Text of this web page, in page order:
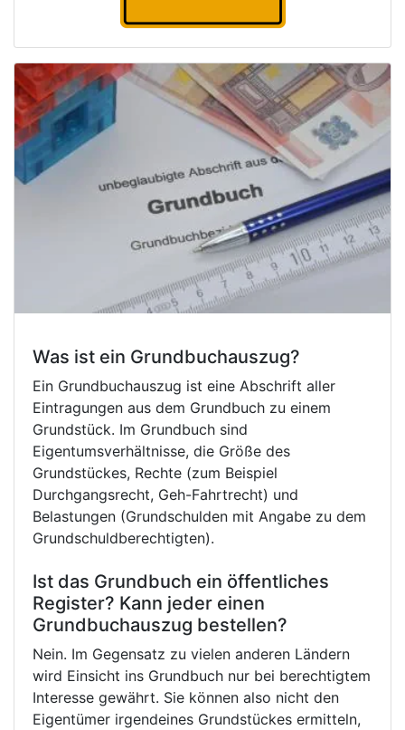
Was ist ein Grundbuchauszug?
Ein Grundbuchauszug ist eine Abschrift aller
Eintragungen aus dem Grundbuch zu einem
Grundstück. Im Grundbuch sind
Eigentumsverhältnisse, die Größe des
Grundstückes, Rechte (zum Beispiel
Durchgangsrecht, Geh-Fahrtrecht) und
Belastungen (Grundschulden mit Angabe zu dem
Grundschuldberechtigten).
Ist das Grundbuch ein öffentliches
Register? Kann jeder einen
Grundbuchauszug bestellen?
Nein. Im Gegensatz zu vielen anderen Ländern
wird Einsicht ins Grundbuch nur bei berechtigtem
Interesse gewährt. Sie können also nicht den
Eigentümer irgendeines Grundstückes ermitteln,